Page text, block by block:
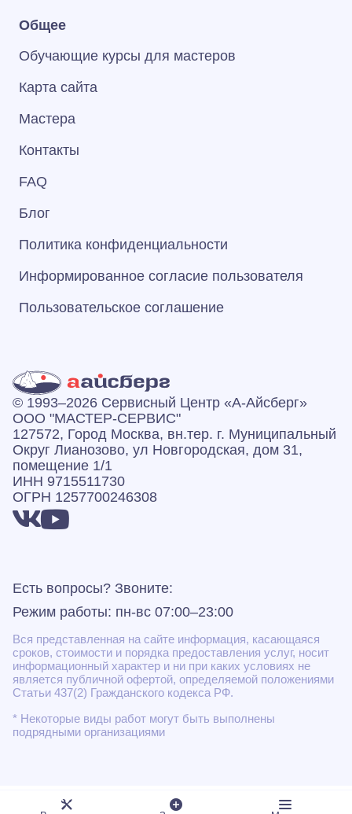
Общее
Обучающие курсы для мастеров
Карта сайта
Мастера
Контакты
FAQ
Блог
Политика конфиденциальности
Информированное согласие пользователя
Пользовательское соглашение
© 1993–2026 Сервисный Центр «А‑Айсберг»
ООО "МАСТЕР-СЕРВИС"
127572, Город Москва, вн.тер. г. Муниципальный
Округ Лианозово, ул Новгородская, дом 31,
помещение 1/1
ИНН 9715511730
ОГРН 1257700246308
Есть вопросы? Звоните:
Режим работы: пн-вс 07:00–23:00
Вся представленная на сайте информация, касающаяся
сроков, стоимости и порядка предоставления услуг, носит
информационный характер и ни при каких условиях не
является публичной офертой, определяемой положениями
Статьи 437(2) Гражданского кодекса РФ.
* Некоторые виды работ могут быть выполнены
подрядными организациями